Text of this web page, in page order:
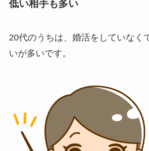
低い相手も多い
20代のうちは、婚活をしていなく
いが多いです。